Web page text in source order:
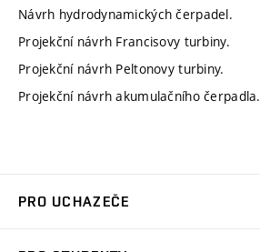
Návrh hydrodynamických čerpadel.
Projekční návrh Francisovy turbiny.
Projekční návrh Peltonovy turbiny.
Projekční návrh akumulačního čerpadla.
PRO UCHAZEČE